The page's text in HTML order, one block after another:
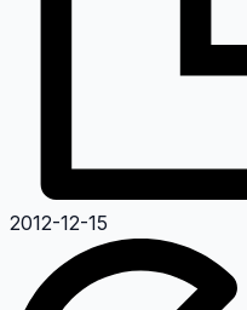
2012-12-15